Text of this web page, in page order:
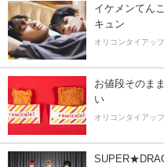
イケメンてん
キュン
オリコンタイアッ
お値段そのま
い
オリコンタイアッ